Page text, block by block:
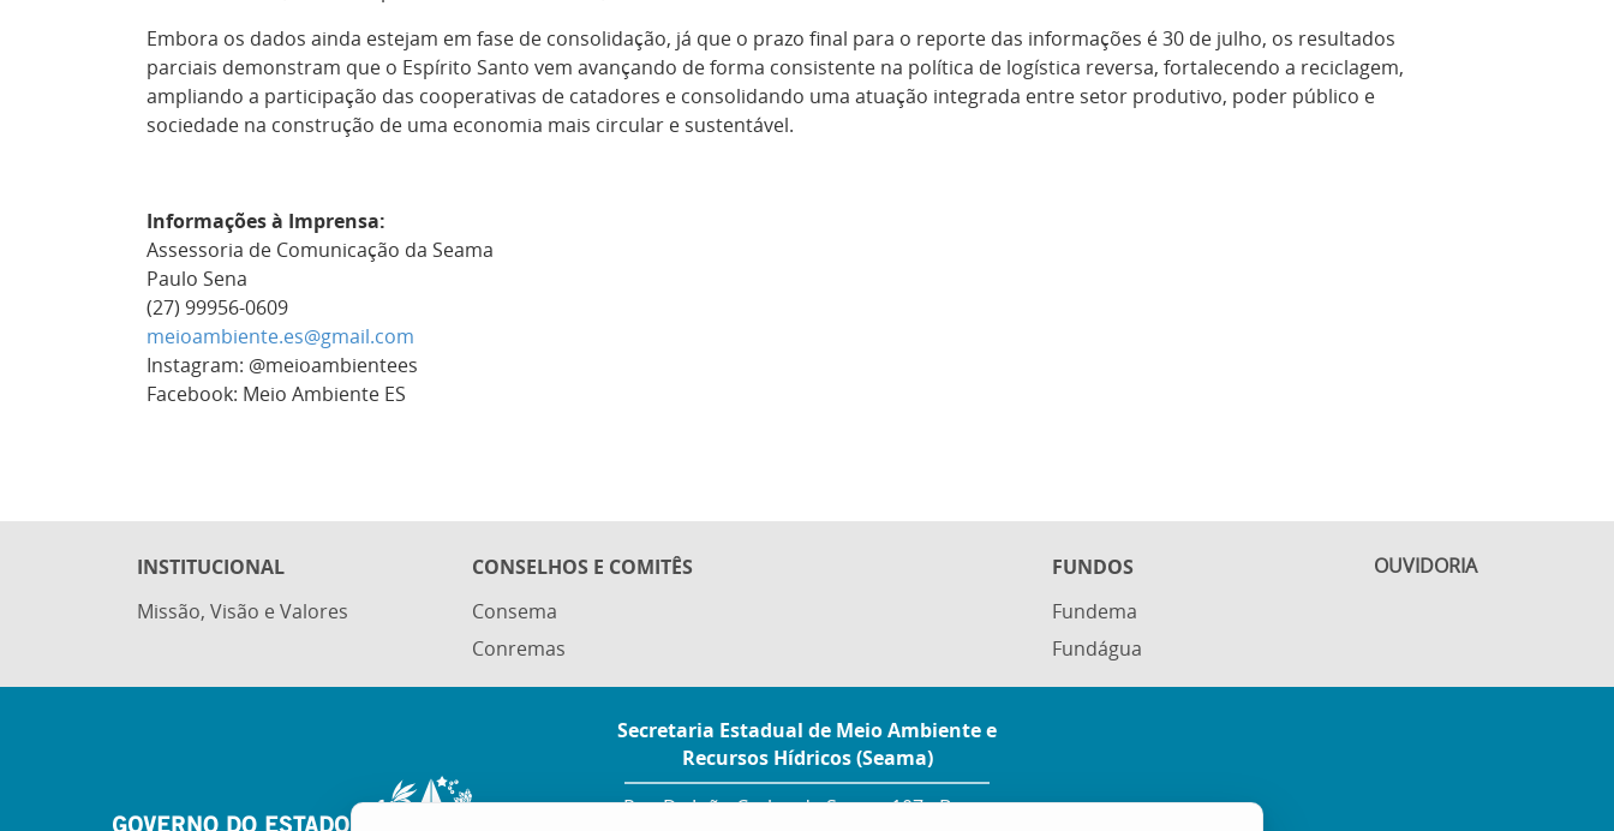
Embora os dados ainda estejam em fase de consolidação, já que o prazo final para o reporte das informações é 30 de julho, os resultados
parciais demonstram que o Espírito Santo vem avançando de forma consistente na política de logística reversa, fortalecendo a reciclagem,
ampliando a participação das cooperativas de catadores e consolidando uma atuação integrada entre setor produtivo, poder público e
sociedade na construção de uma economia mais circular e sustentável.
Informações à Imprensa:
Assessoria de Comunicação da Seama
Paulo Sena
(27) 99956-0609
meioambiente.es@gmail.com
Instagram: @meioambientees
Facebook: Meio Ambiente ES
INSTITUCIONAL
Missão, Visão e Valores
CONSELHOS E COMITÊS
Consema
Conremas
FUNDOS
Fundema
Fundágua
OUVIDORIA
Secretaria Estadual de Meio Ambiente e
Recursos Hídricos (Seama)
Rua Dr. João Carlos de Souza, 107 - Barro